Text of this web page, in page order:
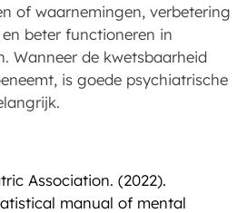
of waarnemingen, verbetering
beter functioneren in
Wanneer de kwetsbaarheid
is goede psychiatrische
Association. (2022).
manual of mental